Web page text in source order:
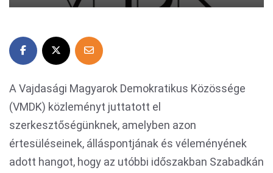
A Vajdasági Magyarok Demokratikus Közössége
(VMDK) közleményt juttatott el
szerkesztőségünknek, amelyben azon
értesüléseinek, álláspontjának és véleményének
adott hangot, hogy az utóbbi időszakban Szabadkán